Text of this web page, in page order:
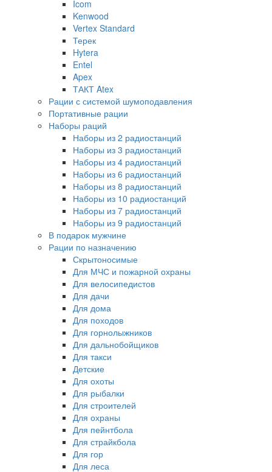
Icom
Kenwood
Vertex Standard
Терек
Hytera
Entel
Apex
ТАКТ Atex
Рации с системой шумоподавления
Портативные рации
Наборы раций
Наборы из 2 радиостанций
Наборы из 3 радиостанций
Наборы из 4 радиостанций
Наборы из 6 радиостанций
Наборы из 8 радиостанций
Наборы из 10 радиостанций
Наборы из 7 радиостанций
Наборы из 9 радиостанций
В подарок мужчине
Рации по назначению
Скрытоносимые
Для МЧС и пожарной охраны
Для велосипедистов
Для дачи
Для дома
Для походов
Для горнолыжников
Для дальнобойщиков
Для такси
Детские
Для охоты
Для рыбалки
Для строителей
Для охраны
Для пейнтбола
Для страйкбола
Для гор
Для леса